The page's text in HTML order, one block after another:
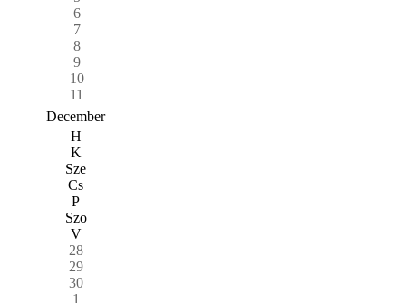
6
7
8
9
10
11
December
H
K
Sze
Cs
P
Szo
V
28
29
30
1